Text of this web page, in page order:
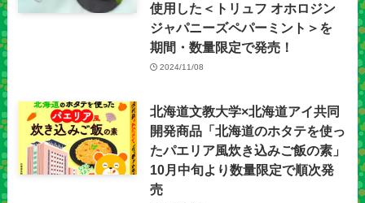
使用した＜トリュフ オホロジン
ジャパニーズペパーミント＞を
期間・数量限定で発売！
2024/11/08
北海道文教大学×北海道アイ共同
開発商品「北海道のホタテを使っ
たパエリア風炊き込みご飯の素」
10月中旬より数量限定で順次発
売